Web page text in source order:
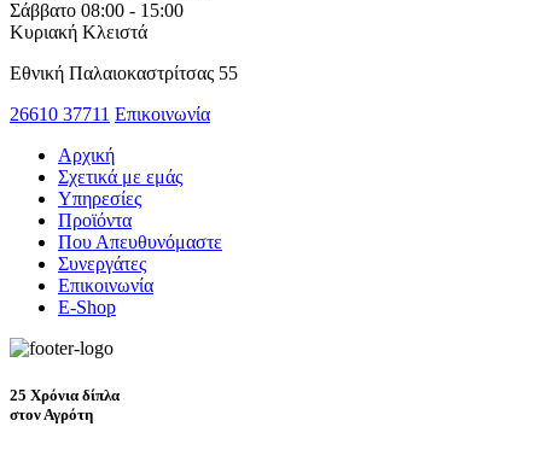
Σάββατο 08:00 - 15:00
Κυριακή Κλειστά
Εθνική Παλαιοκαστρίτσας 55
26610 37711 Επικοινωνία
Αρχική
Σχετικά με εμάς
Υπηρεσίες
Προϊόντα
Που Απευθυνόμαστε
Συνεργάτες
Επικοινωνία
E-Shop
25 Χρόνια δίπλα
στον Αγρότη